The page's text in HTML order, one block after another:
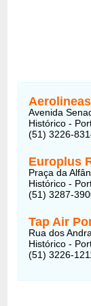
Avenida
Histórico -
(51) 3226-
Europlus
Praça da
Histórico -
(51) 3287-
Tap Air
Rua dos
Histórico -
(51) 3226-